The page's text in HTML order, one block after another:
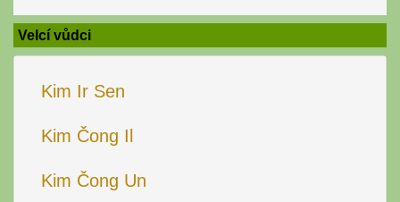
Velcí vůdci
Kim Ir Sen
Kim Čong Il
Kim Čong Un